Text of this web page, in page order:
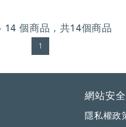
14 個商品，共14個商品
1
網站安全
隱私權政